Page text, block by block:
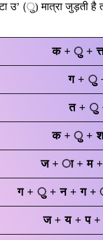
उ’ (ु) मात्रा जुड़ती है
क + ु +
ग +
त +
क + ु + श
ज + ा + म
ग + ु + न + ग +
ज + य + प